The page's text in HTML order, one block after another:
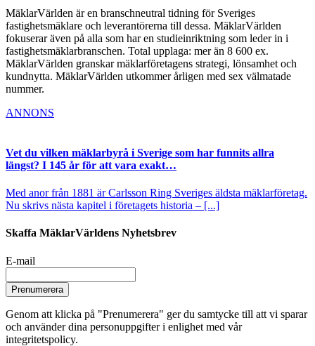
MäklarVärlden är en branschneutral tidning för Sveriges
fastighetsmäklare och leverantörerna till dessa. MäklarVärlden
fokuserar även på alla som har en studieinriktning som leder in i
fastighetsmäklarbranschen. Total upplaga: mer än 8 600 ex.
MäklarVärlden granskar mäklarföretagens strategi, lönsamhet och
kundnytta. MäklarVärlden utkommer årligen med sex välmatade
nummer.
ANNONS
Vet du vilken mäklarbyrå i Sverige som har funnits allra
längst? I 145 år för att vara exakt…
Med anor från 1881 är Carlsson Ring Sveriges äldsta mäklarföretag.
Nu skrivs nästa kapitel i företagets historia – [...]
Skaffa MäklarVärldens Nyhetsbrev
E-mail
Prenumerera
Genom att klicka på "Prenumerera" ger du samtycke till att vi sparar
och använder dina personuppgifter i enlighet med vår
integritetspolicy.